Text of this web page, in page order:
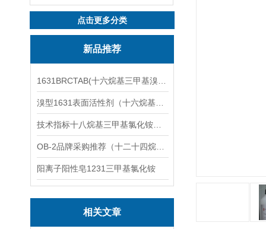
点击更多分类
新品推荐
阳离子阳性皂1231三甲基氯化铵
相关文章